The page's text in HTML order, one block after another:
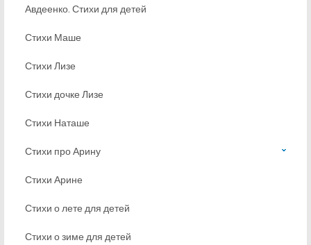
Авдеенко. Стихи для детей
Стихи Маше
Стихи Лизе
Стихи дочке Лизе
Стихи Наташе
Стихи про Арину
Стихи Арине
Стихи о лете для детей
Стихи о зиме для детей